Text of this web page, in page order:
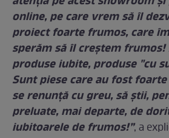
online, pe care vrem să îl
proiect foarte frumos, care
sperăm să îl creştem
produse iubite, produse "cu
Sunt piese care au fost
se renunţă cu greu, să ştii,
preluate, mai departe, de
iubitoarele de frumos!”, a